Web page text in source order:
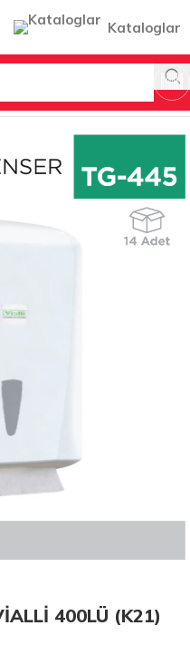
Kataloglar
HAVLU DİSPENSERLERİ
400LÜ (K21)